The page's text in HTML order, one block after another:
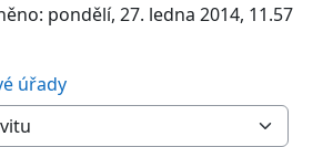
pondělí, 27. ledna 2014, 11.57
úřady